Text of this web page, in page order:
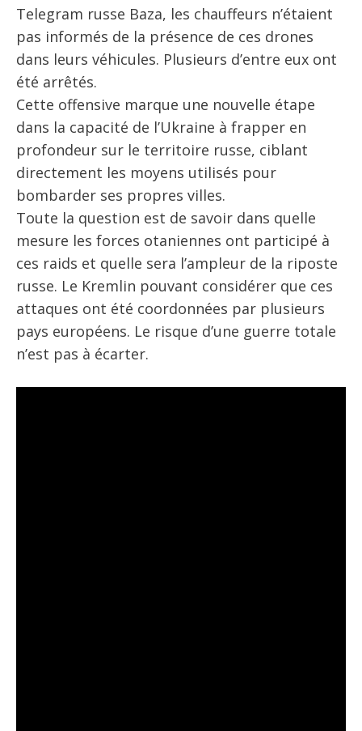
Telegram russe Baza, les chauffeurs n’étaient
pas informés de la présence de ces drones
dans leurs véhicules. Plusieurs d’entre eux ont
été arrêtés.
Cette offensive marque une nouvelle étape
dans la capacité de l’Ukraine à frapper en
profondeur sur le territoire russe, ciblant
directement les moyens utilisés pour
bombarder ses propres villes.
Toute la question est de savoir dans quelle
mesure les forces otaniennes ont participé à
ces raids et quelle sera l’ampleur de la riposte
russe. Le Kremlin pouvant considérer que ces
attaques ont été coordonnées par plusieurs
pays européens. Le risque d’une guerre totale
n’est pas à écarter.